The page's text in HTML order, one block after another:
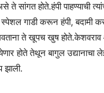
सांगत होते.हंपी पाहण्याची
गाडी करून हंपी, बदामी
ते खूपच खुष
होते तेथून बागुल
झाली.